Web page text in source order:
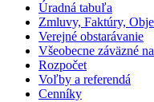
Úradná tabuľa
Zmluvy, Faktúry,
Verejné obstarávanie
Všeobecne záväzné
Rozpočet
Voľby a referendá
Cenníky